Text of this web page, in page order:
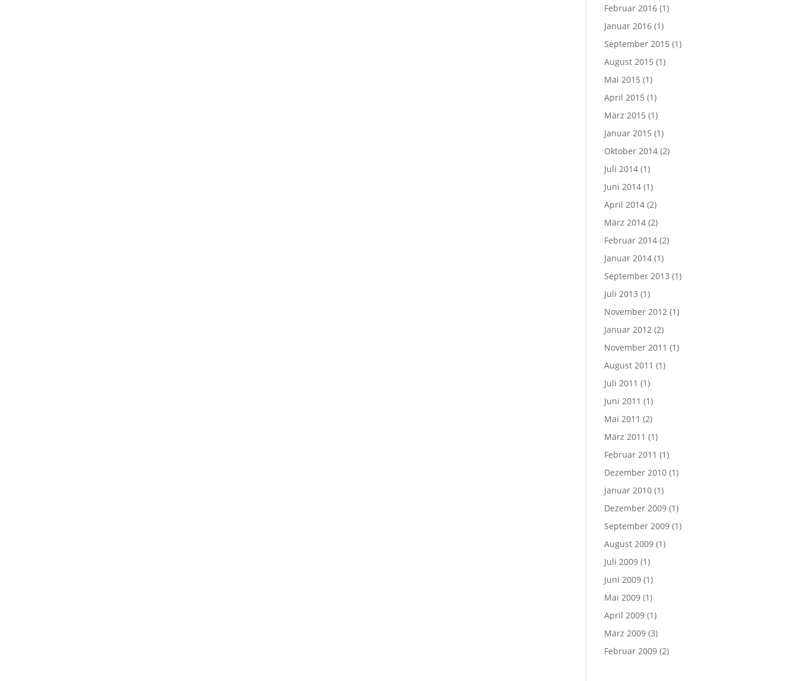
Februar 2016 (1)
Januar 2016 (1)
September 2015 (1)
August 2015 (1)
Mai 2015 (1)
April 2015 (1)
März 2015 (1)
Januar 2015 (1)
Oktober 2014 (2)
Juli 2014 (1)
Juni 2014 (1)
April 2014 (2)
März 2014 (2)
Februar 2014 (2)
Januar 2014 (1)
September 2013 (1)
Juli 2013 (1)
November 2012 (1)
Januar 2012 (2)
November 2011 (1)
August 2011 (1)
Juli 2011 (1)
Juni 2011 (1)
Mai 2011 (2)
März 2011 (1)
Februar 2011 (1)
Dezember 2010 (1)
Januar 2010 (1)
Dezember 2009 (1)
September 2009 (1)
August 2009 (1)
Juli 2009 (1)
Juni 2009 (1)
Mai 2009 (1)
April 2009 (1)
März 2009 (3)
Februar 2009 (2)